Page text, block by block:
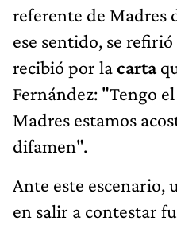
referente de Madres
ese sentido, se
recibió por lacarta
Fernández: "Tengo
Madres estamos
difamen".
Ante este escenario,
en salir a contestar